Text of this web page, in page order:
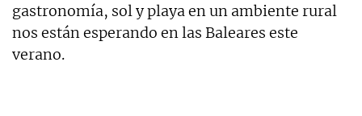
gastronomía, sol y playa en un ambiente rural
nos están esperando en las Baleares este
verano.